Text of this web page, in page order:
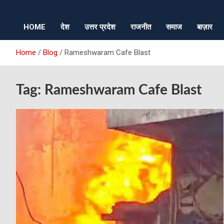
HOME देश उत्तर प्रदेश राजनीत समाज बाज़ार
Home Blog Rameshwaram Cafe Blast
Tag: Rameshwaram Cafe Blast